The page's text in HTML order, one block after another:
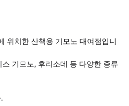
위치한 산책용 기모노 대여점입니
기모노, 후리소데 등 다양한 종류